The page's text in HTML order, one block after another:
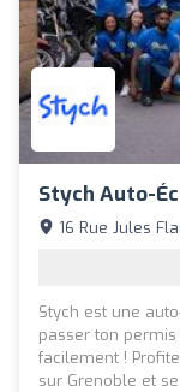
Stych Auto-
16 Rue Jules
Stych est une
passer ton
facilement !
sur Grenoble et